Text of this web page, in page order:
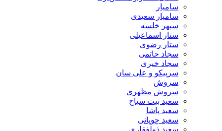
سامیار
سامیار سعیدی
سپهر خلسه
ستار اسماعیلی
ستار رضوی
سجاد حاتمی
سجاد خیری
سرپیکو و علی سان
سروش
سروش مظهری
سعید بیت سیاح
سعید پاشا
سعید چوپانی